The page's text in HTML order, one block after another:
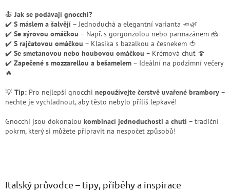
🍝Jak se podávají gnocchi?
✔️ S máslem a šalvějí – Jednoduchá a elegantní varianta 🧈🌿
✔️ Se sýrovou omáčkou – Např. s gorgonzolou nebo parmazánem 🧀
✔️ S rajčatovou omáčkou – Klasika s bazalkou a česnekem 🍅
✔️ Se smetanovou nebo houbovou omáčkou – Krémová chuť 🍄
✔️ Zapečené s mozzarellou a bešamelem – Ideální na podzimní večery
🔥
💡 Tip: Pro nejlepší gnocchi nepoužívejte čerstvě uvařené brambory –
nechte je vychladnout, aby těsto nebylo příliš lepkavé!
Gnocchi jsou dokonalou kombinací jednoduchosti a chutí – tradiční
pokrm, který si můžete připravit na nespočet způsobů!
Italský průvodce – tipy, příběhy a inspirace